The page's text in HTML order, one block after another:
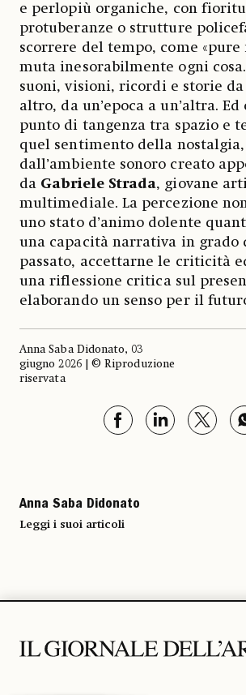
e perlopiù organiche, con
protuberanze o strutture
scorrere del tempo, come «pure
muta inesorabilmente ogni
suoni, visioni, ricordi e storie
altro, da un’epoca a un’altra. Ed
punto di tangenza tra spazio e
quel sentimento della
dall’ambiente sonoro creato
da Gabriele Strada, giovane
multimediale. La percezione
uno stato d’animo dolente
una capacità narrativa in
passato, accettarne le criticità
una riflessione critica sul
elaborando un senso per il
Anna Saba Didonato, 03
giugno 2026 | © Riproduzione
riservata
Anna Saba Didonato
Leggi i suoi articoli